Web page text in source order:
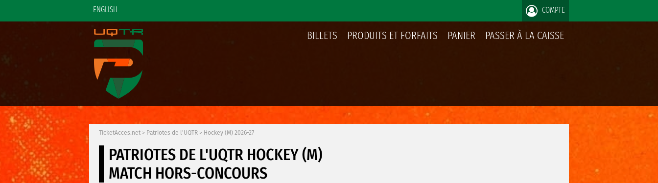
ENGLISH COMPTE
BILLETS PRODUITS ET FORFAITS PANIER PASSER À LA CAISSE
TicketAcces.net > Patriotes de l'UQTR > Hockey (M) 2026-27
PATRIOTES DE L'UQTR HOCKEY (M)
MATCH HORS-CONCOURS